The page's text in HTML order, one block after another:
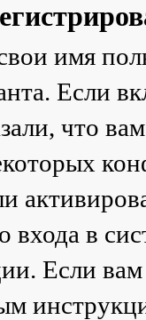
имя
Если
что
входа в
Если